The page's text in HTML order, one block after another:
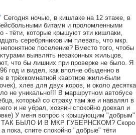
Сегодня ночью, в кишлаке на 12 этаже, в
битами и проломленными
- тёти, которые крышуют эти кишлаки,
серебряников им плевать, что мкр.
поселение? Вместо того, чтобы
выявлять незаконных жильцов,
что бы лишних при проверке не было. Я
год и видел, как вполне обыденно в
в трёхкомнатной квартире жили-были
хлев для двух коров, и около десятка
не уникально!!! В маршрутном автобусе
который со страху там же и навалял в
и не убрал, хозяин спокойно доехал и
У меня вопрос к крышующим "добрым"
БЫЛО И В МКР ГУБЕРНСКОМ? Скоро
пока, спите спокойно "добрые" тёти